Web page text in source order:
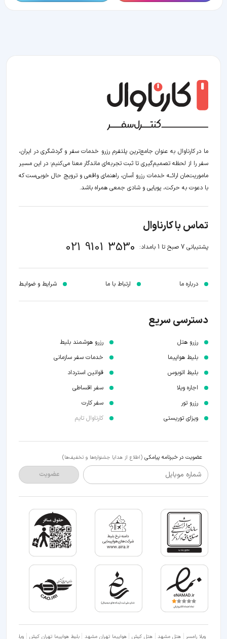
ما در کارناوال به عنوان جامع‌ترین پلتفرم رزرو خدمات سفر و گردشگری در ایران،
سفر را از لحظه‌ تصمیم‌گیری تا ثبت تجربه‌ای ماندگار معنا می‌کنیم؛ در این مسیر‍
ماموریت‌مان اراﺋــﻪ خدمات رزرو آسان، راهنمای واقعی و ترویج حال خوبی‌ست که
با دعوت به حرکت، پویایی و شادی جمعی همراه باشد.
تماس با کارناوال
پشتیبانی 7 صبح تا 1 بامداد: 021 9101 3530
درباره ما ارتباط با ما شرایط و ضوابـط
دسترسی سریع
رزرو هتل
بلیط هواپیما
بلیط اتوبوس
اجاره ویلا
رزرو تور
ویزای توریستی
رزرو هوشمند بلیط
خدمات سفر سازمانی
قوانین استرداد
سفر اقساطی
سفر کارت
کارناوال تایم
عضویت در خبرنامه پیامکی (اطلاع از هدایا جشنواره‌ها و تخفیف‌ها)
شماره موبایل عضویت
ویلا رامسر هتل مشهد هتل کیش هواپیما تهران مشهد بلیط هواپیما تهران کیش ویلا شمال